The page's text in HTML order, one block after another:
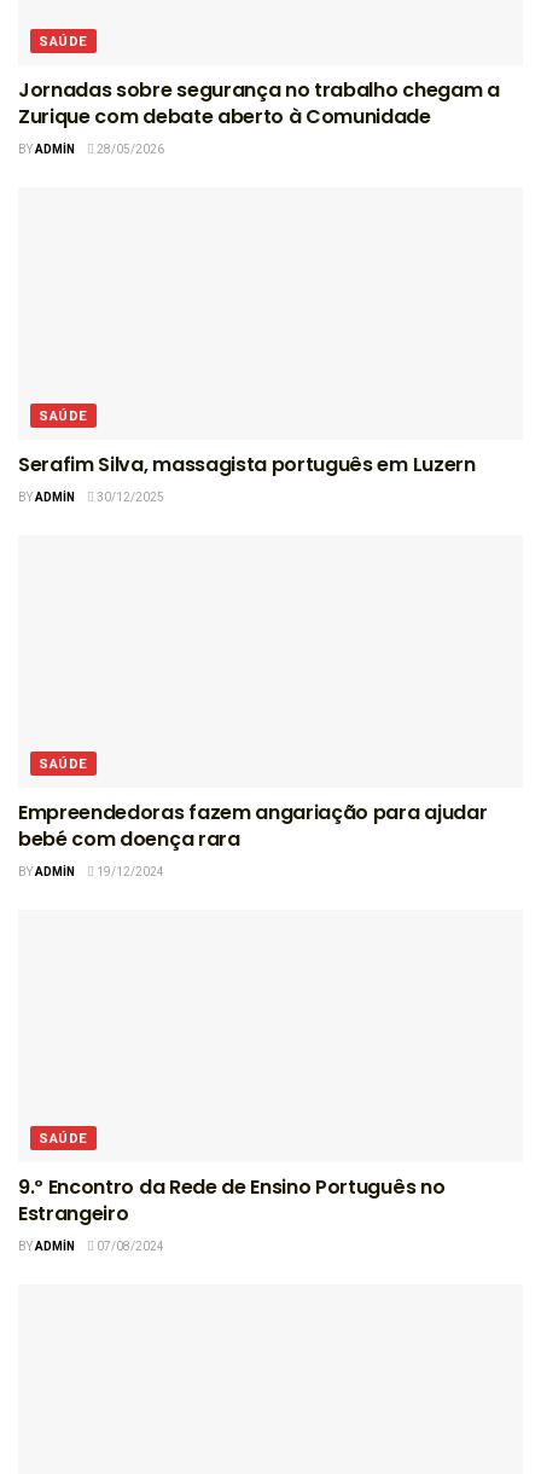
SAÚDE
Jornadas sobre segurança no trabalho chegam a
Zurique com debate aberto à Comunidade
BYADMIN 28/05/2026
SAÚDE
Serafim Silva, massagista português em Luzern
BYADMIN 30/12/2025
SAÚDE
Empreendedoras fazem angariação para ajudar
bebé com doença rara
BYADMIN 19/12/2024
SAÚDE
9.º Encontro da Rede de Ensino Português no
Estrangeiro
BYADMIN 07/08/2024